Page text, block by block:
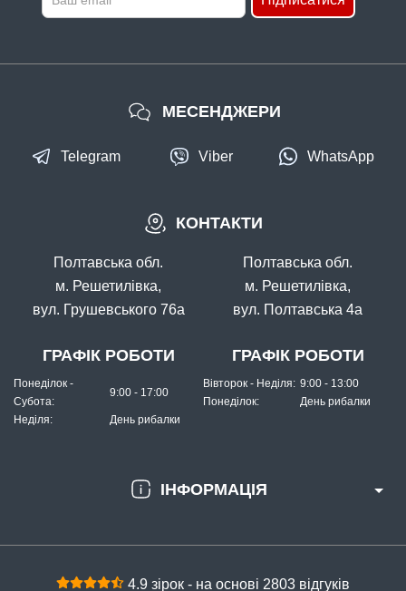
ІНФОРМАЦІЯ
КОНТАКТИ
Полтавська обл.
м. Решетилівка,
вул. Грушевського 76а
ГРАФІК РОБОТИ
Понеділок -
Субота:
9:00 - 17:00
Неділя: День рибалки
Полтавська обл.
м. Решетилівка,
вул. Полтавська 4а
ГРАФІК РОБОТИ
Вівторок - Неділя: 9:00 - 13:00
Понеділок:
День рибалки
МЕСЕНДЖЕРИ
Telegram Viber WhatsApp
4.9 зірок - на основі 2803 відгуків